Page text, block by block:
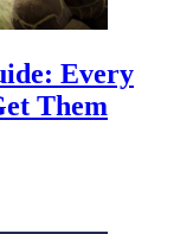
Every
Them